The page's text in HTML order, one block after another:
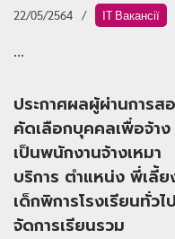
22/05/2564 IT Вакансії
...
ประกาศผลผู้ผ่านการส
คัดเลือกบุคคลเพื่อจ้าง
เป็นพนักงานจ้างเหมา
บริการ ตำแหน่ง พี่เลี้ย
เด็กพิการโรงเรียนทั่วไป
จัดการเรียนรวม